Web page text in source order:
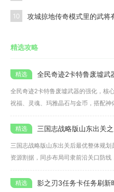
10 攻城掠地传奇模式里的武将
精选攻略
全民奇迹2卡特鲁废墟武
全民奇迹2卡特鲁废墟武器的强化，核
祝福、灵魂、玛雅晶石与金币，搭配神
等玩
三国志战略版山东出关
三国志战略版山东出关后最优整体规
资源割据，同步布局司隶前沿关口防线
制衡，
影之刃3任务卡任务刷新